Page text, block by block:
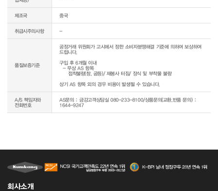
제조국 중국
취급시주의사항 -
품질보증기준
공정거래 위원회가 고시에서 정한 소비자분쟁해결 기준에 의하여 보상하여
드립니다.
구입 후 6개월 이내
  - 무상 AS 항목
상기 AS 항목 외의 경우 비용이 발생될 수 있습니다.
A/S 책임자와
전화번호
AS문의 : 금강고객상담실 080-233-8100/상품문의(교환,반품 문의) :
1644-9247
회사소개